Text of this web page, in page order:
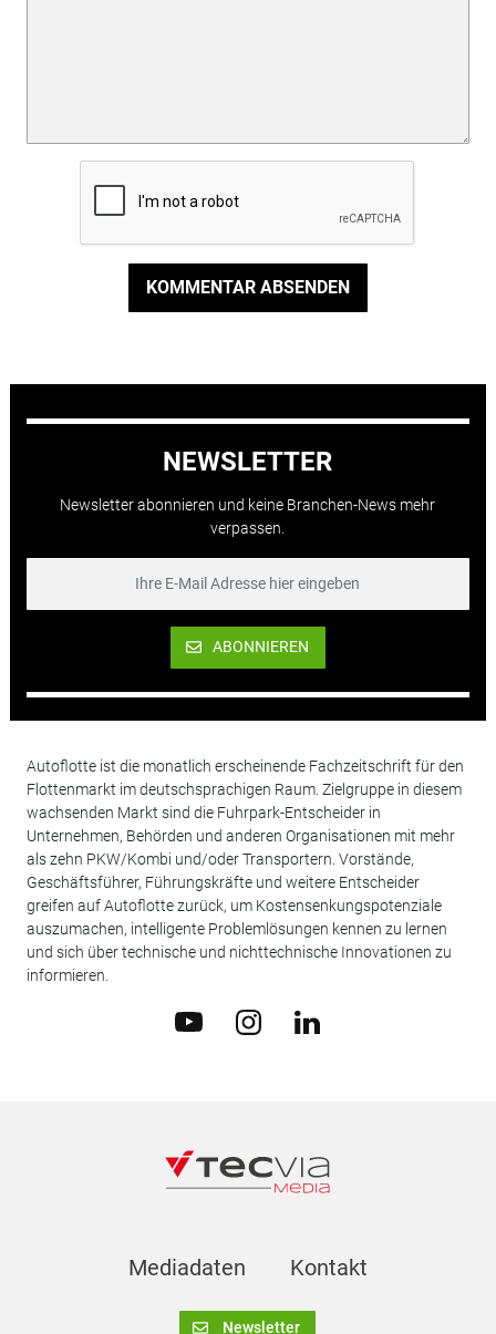
KOMMENTAR ABSENDEN
NEWSLETTER
Newsletter abonnieren und keine Branchen-News mehr
verpassen.
ABONNIEREN
Autoflotte ist die monatlich erscheinende Fachzeitschrift für den
Flottenmarkt im deutschsprachigen Raum. Zielgruppe in diesem
wachsenden Markt sind die Fuhrpark-Entscheider in
Unternehmen, Behörden und anderen Organisationen mit mehr
als zehn PKW/Kombi und/oder Transportern. Vorstände,
Geschäftsführer, Führungskräfte und weitere Entscheider
greifen auf Autoflotte zurück, um Kostensenkungspotenziale
auszumachen, intelligente Problemlösungen kennen zu lernen
und sich über technische und nichttechnische Innovationen zu
informieren.
Mediadaten Kontakt
Newsletter